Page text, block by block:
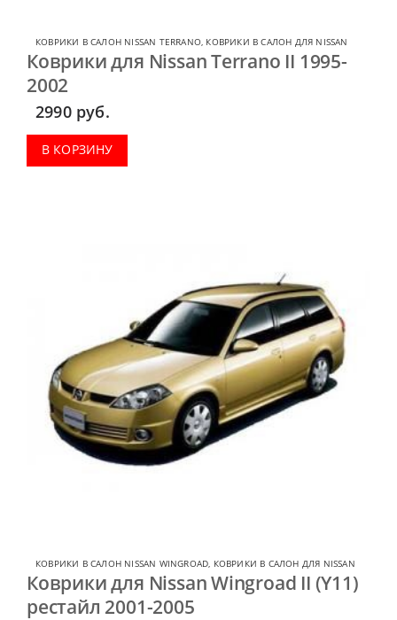
КОВРИКИ В САЛОН NISSAN TERRANO КОВРИКИ В САЛОН ДЛЯ NISSAN
Коврики для Nissan Terrano II 1995-
2002
2990 руб.
В КОРЗИНУ
КОВРИКИ В САЛОН NISSAN WINGROAD, КОВРИКИ В САЛОН ДЛЯ NISSAN
Коврики для Nissan Wingroad II (Y11)
рестайл 2001-2005